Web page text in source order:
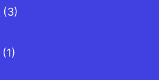
(3)
(1)